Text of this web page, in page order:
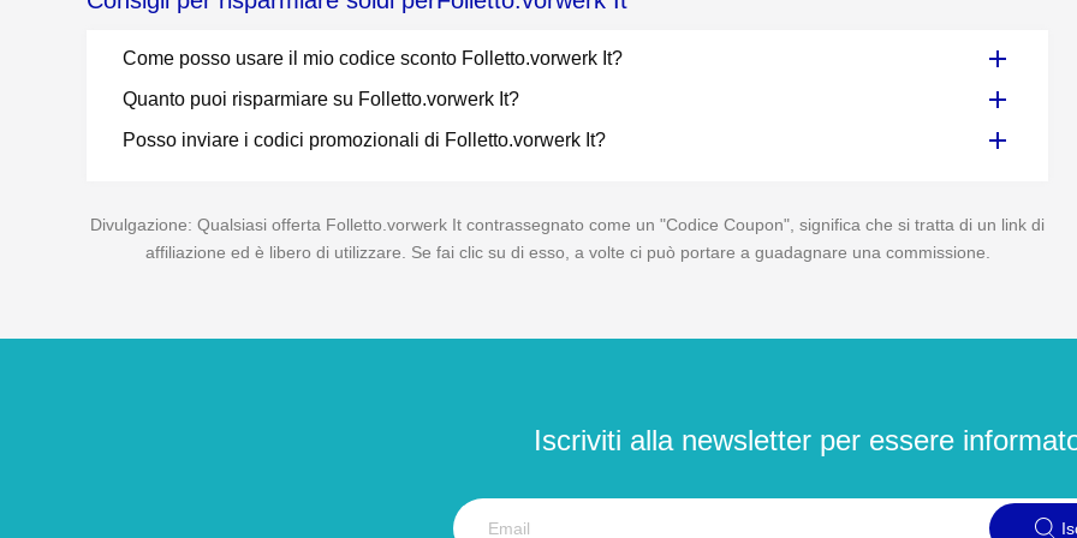
Come posso usare il mio codice sconto Folletto.vorwerk It?
Quanto puoi risparmiare su Folletto.vorwerk It?
Posso inviare i codici promozionali di Folletto.vorwerk It?
Divulgazione: Qualsiasi offerta Folletto.vorwerk It contrassegnato come un "Codice Coupon", significa che si tratta di un link di
affiliazione ed è libero di utilizzare. Se fai clic su di esso, a volte ci può portare a guadagnare una commissione.
Iscriviti alla newsletter per essere